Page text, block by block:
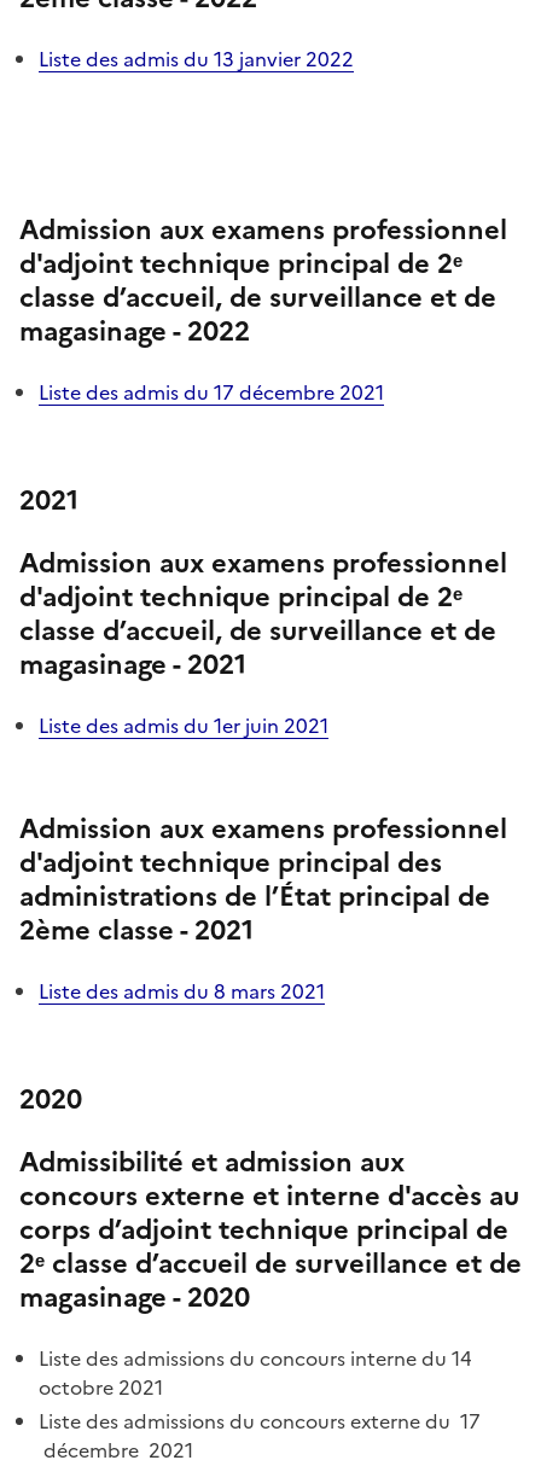
Liste des admis du 13 janvier 2022
Admission aux examens professionnel
d'adjoint technique principal de 2ᵉ
classe d’accueil, de surveillance et de
magasinage - 2022
Liste des admis du 17 décembre 2021
2021
Admission aux examens professionnel
d'adjoint technique principal de 2ᵉ
classe d’accueil, de surveillance et de
magasinage - 2021
Liste des admis du 1er juin 2021
Admission aux examens professionnel
d'adjoint technique principal des
administrations de l’État principal de
2ème classe - 2021
Liste des admis du 8 mars 2021
2020
Admissibilité et admission aux
concours externe et interne d'accès au
corps d’adjoint technique principal de
2ᵉ classe d’accueil de surveillance et de
magasinage - 2020
Liste des admissions du concours interne du 14
octobre 2021
Liste des admissions du concours externe du 17
décembre 2021